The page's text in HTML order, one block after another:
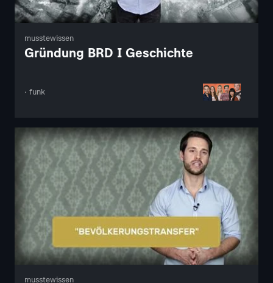
musstewissen
Gründung BRD I Geschichte
· funk
musstewissen